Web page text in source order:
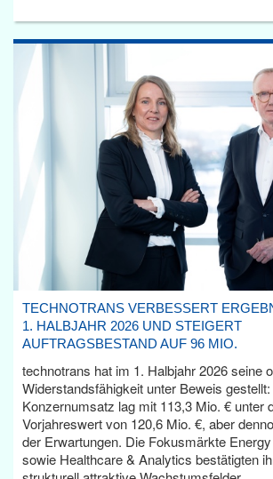
TECHNOTRANS VERBESSERT
1. HALBJAHR 2026 UND STEIGERT
AUFTRAGSBESTAND AUF 96 MIO.
technotrans hat im 1. Halbjahr 2026 seine
Widerstandsfähigkeit unter Beweis
Konzernumsatz lag mit 113,3 Mio. € unter
Vorjahreswert von 120,6 Mio. €, aber
der Erwartungen. Die Fokusmärkte
sowie Healthcare & Analytics bestätigten